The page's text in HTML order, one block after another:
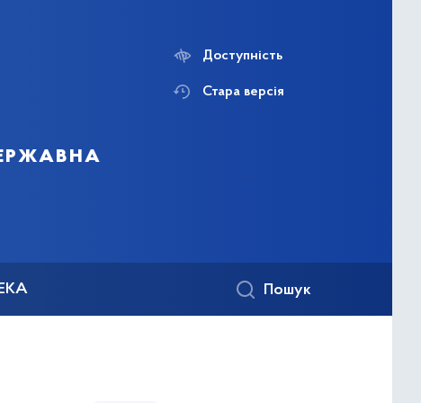
Доступність
Стара версія
Пошук